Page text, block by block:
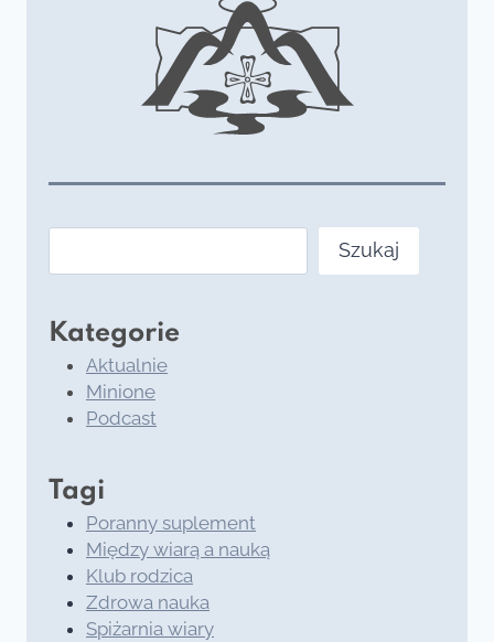
Szukaj
Kategorie
Aktualnie
Minione
Podcast
Tagi
Poranny suplement
Między wiarą a nauką
Klub rodzica
Zdrowa nauka
Spiżarnia wiary